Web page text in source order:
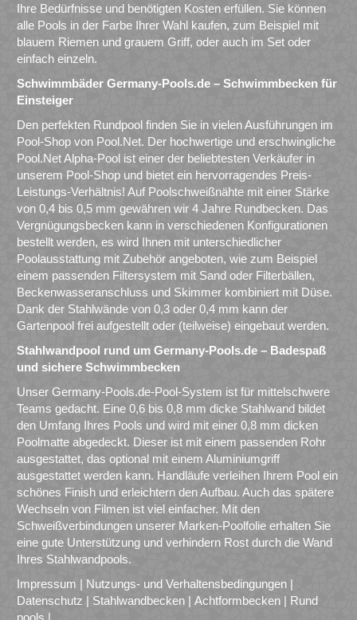
Ihre Bedürfnisse und benötigten Kosten erfüllen. Sie können
alle Pools in der Farbe Ihrer Wahl kaufen, zum Beispiel mit
blauem Riemen und grauem Griff, oder auch im Set oder
einfach einzeln.
Schwimmbäder Germany-Pools.de – Schwimmbecken für
Einsteiger
Den perfekten Rundpool finden Sie in vielen Ausführungen im
Pool-Shop von Pool.Net. Der hochwertige und erschwingliche
Pool.Net Alpha-Pool ist einer der beliebtesten Verkäufer in
unserem Pool-Shop und bietet ein hervorragendes Preis-
Leistungs-Verhältnis! Auf Poolschweißnähte mit einer Stärke
von 0,4 bis 0,5 mm gewähren wir 4 Jahre Rundbecken. Das
Vergnügungsbecken kann in verschiedenen Konfigurationen
bestellt werden, es wird Ihnen mit unterschiedlicher
Poolausstattung mit Zubehör angeboten, wie zum Beispiel
einem passenden Filtersystem mit Sand oder Filterbällen,
Beckenwasseranschluss und Skimmer kombiniert mit Düse.
Dank der Stahlwände von 0,3 oder 0,4 mm kann der
Gartenpool frei aufgestellt oder (teilweise) eingebaut werden.
Stahlwandpool rund um Germany-Pools.de – Badespaß
und sichere Schwimmbecken
Unser Germany-Pools.de-Pool-System ist für mittelschwere
Teams gedacht. Eine 0,6 bis 0,8 mm dicke Stahlwand bildet
den Umfang Ihres Pools und wird mit einer 0,8 mm dicken
Poolmatte abgedeckt. Dieser ist mit einem passenden Rohr
ausgestattet, das optional mit einem Aluminiumgriff
ausgestattet werden kann. Handläufe verleihen Ihrem Pool ein
schönes Finish und erleichtern den Aufbau. Auch das spätere
Wechseln von Filmen ist viel einfacher. Mit den
Schweißverbindungen unserer Marken-Poolfolie erhalten Sie
eine gute Unterstützung und verhindern Rost durch die Wand
Ihres Stahlwandpools.
Impressum | Nutzungs- und Verhaltensbedingungen |
Datenschutz | Stahlwandbecken | Achtformbecken | Rund
pools |